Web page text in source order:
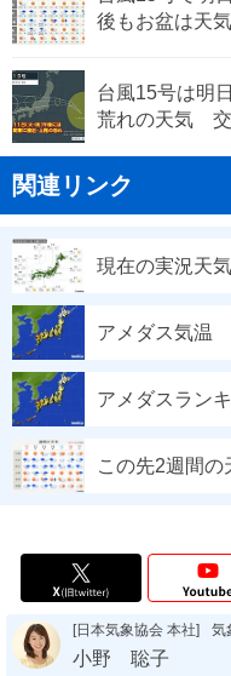
後もお盆は天
台風15号は明
荒れの天気 交
関連リンク
現在の実況天気
アメダス気温
アメダスラン
この先2週間の
[日本気象協会 本社] 気
小野 聡子